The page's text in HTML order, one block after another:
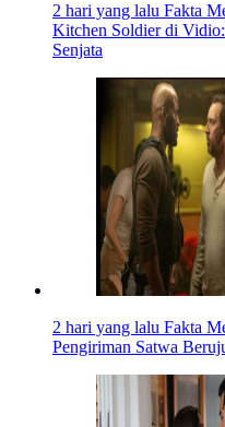
2 hari yang lalu Fakta
Kitchen Soldier di
Senjata
2 hari yang lalu Fakta
Pengiriman Satwa